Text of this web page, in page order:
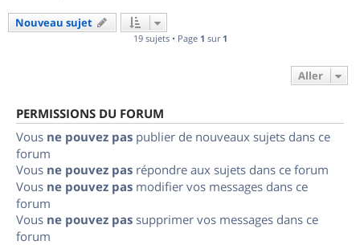
Nouveau sujet
19 sujets • Page 1 sur 1
Aller
PERMISSIONS DU FORUM
Vous ne pouvez pas publier de nouveaux sujets dans ce
forum
Vous ne pouvez pas répondre aux sujets dans ce forum
Vous ne pouvez pas modifier vos messages dans ce
forum
Vous ne pouvez pas supprimer vos messages dans ce
forum